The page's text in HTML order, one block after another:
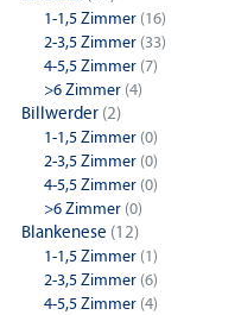
1-1,5 Zimmer (16)
2-3,5 Zimmer (33)
4-5,5 Zimmer (7)
>6 Zimmer (4)
Billwerder (2)
1-1,5 Zimmer (0)
2-3,5 Zimmer (0)
4-5,5 Zimmer (0)
>6 Zimmer (0)
Blankenese (12)
1-1,5 Zimmer (1)
2-3,5 Zimmer (6)
4-5,5 Zimmer (4)